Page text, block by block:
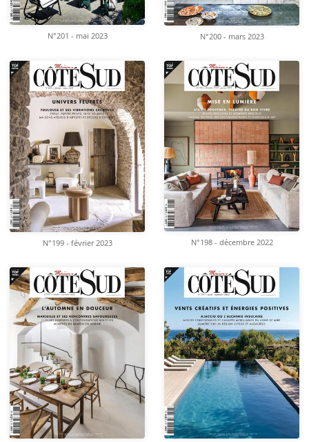
N°201 - mai 2023 N°200 - mars 2023
N°199 - février 2023 N°198 - décembre 2022